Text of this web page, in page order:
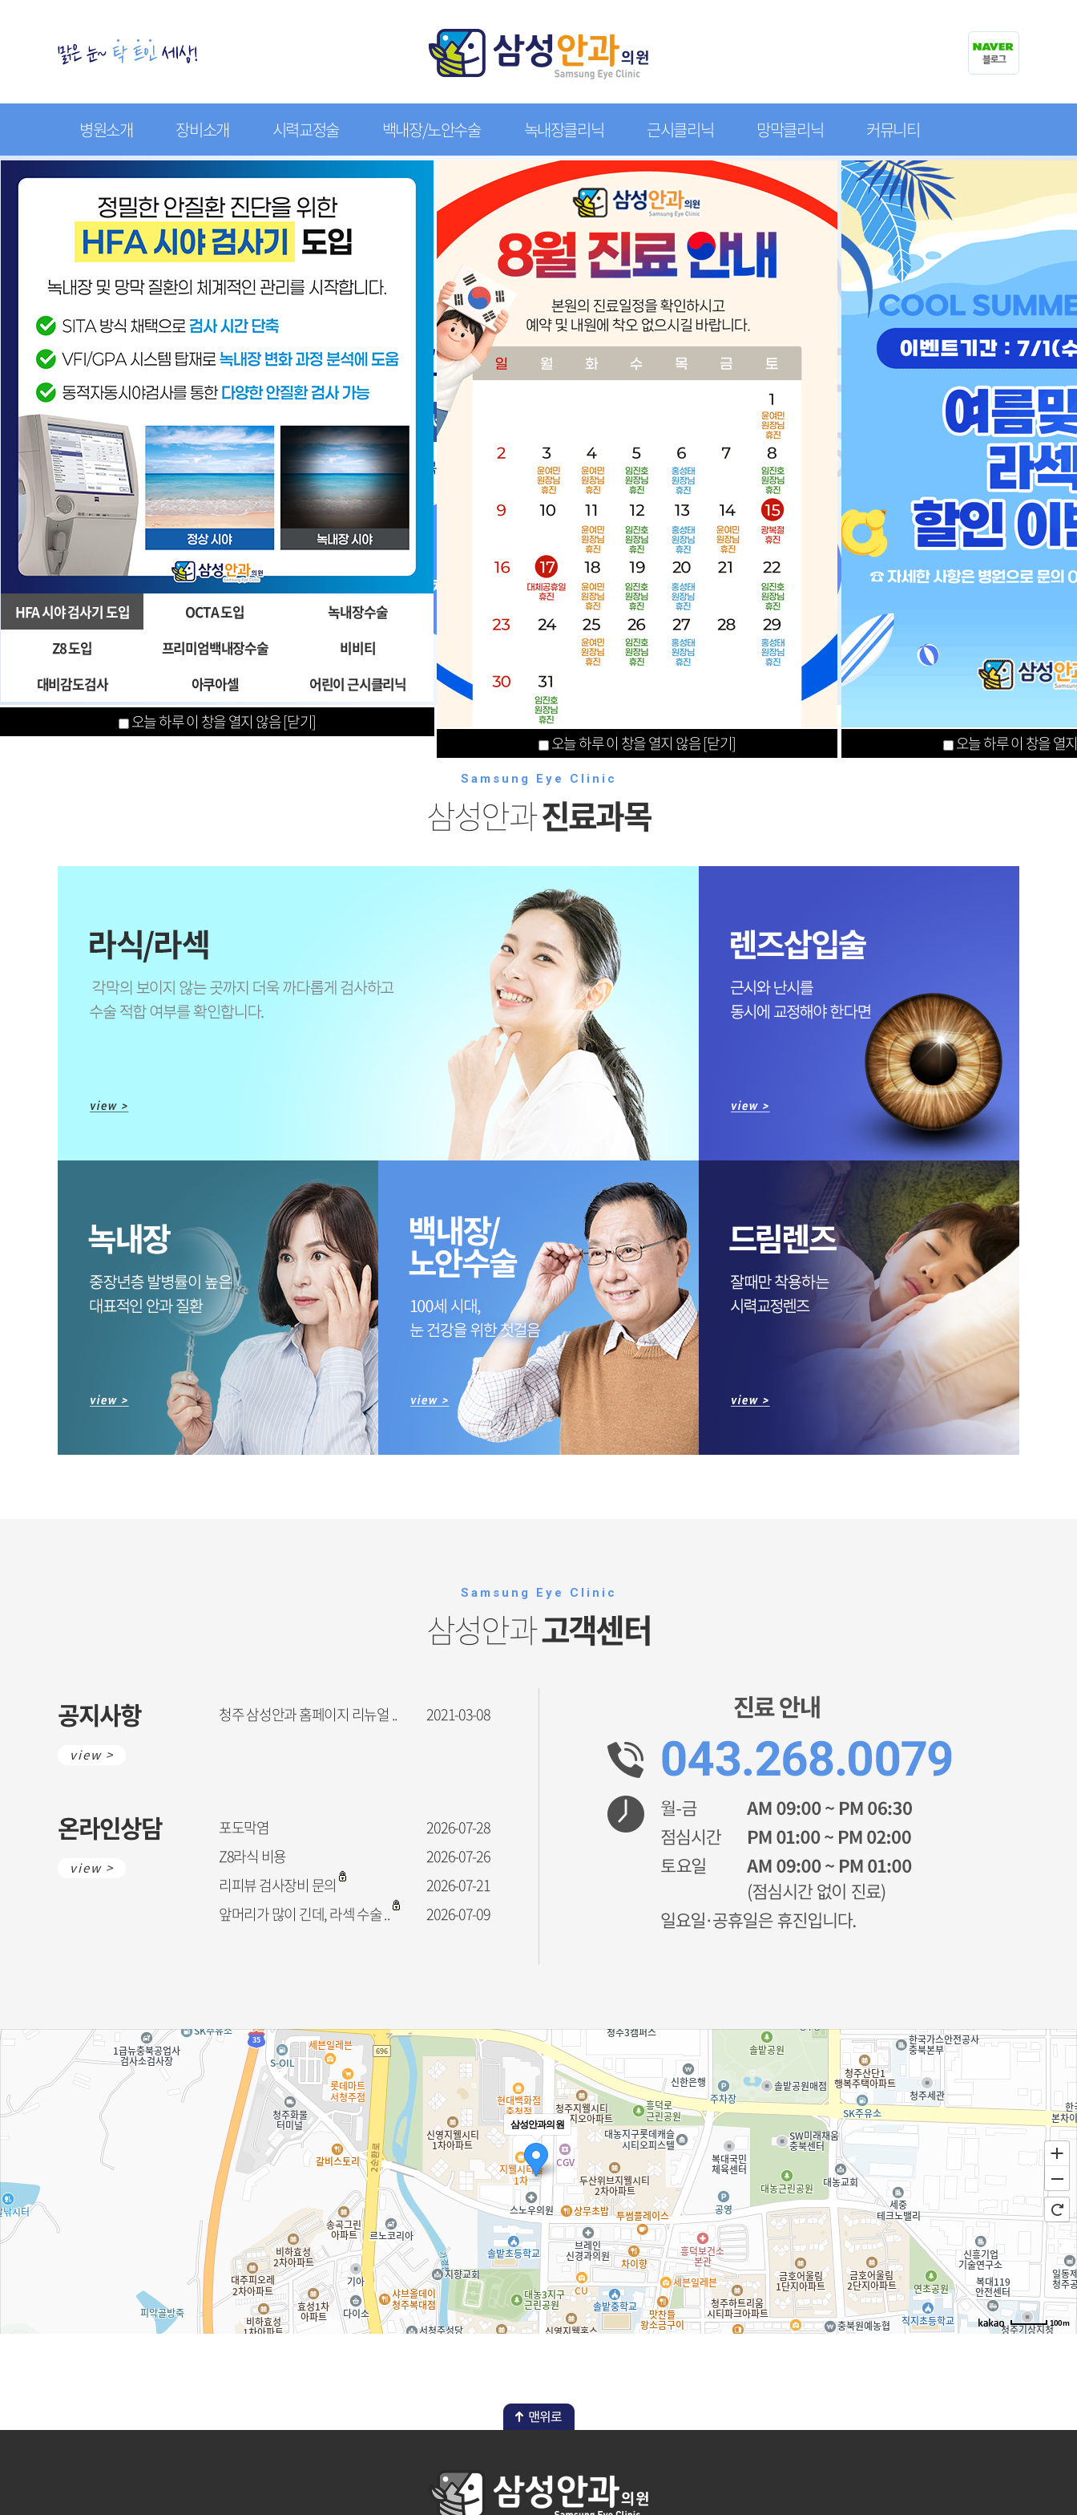
병원소개 장비소개 시력교정술 백내장/노안수술 녹내장클리닉 근시클리닉 망막클리닉 커뮤니티
Samsung Eye Clinic
삼성안과진료과목
Samsung Eye Clinic
삼성안과고객센터
공지사항
view >
청주 삼성안과 홈페이지 리뉴얼 .. 2021-03-08
온라인상담
view >
포도막염
2026-07-28
Z8라식 비용
2026-07-26
리피뷰 검사장비 문의
2026-07-21
앞머리가 많이 긴데, 라섹 수술 ..
2026-07-09
삼성안과의원
100m
HFA 시야 검사기 도입 OCTA 도입
녹내장수술
Z8 도입
프리미엄백내장수술
비비티
대비감도검사
아쿠아셀 어린이 근시클리닉
오늘 하루 이 창을 열지 않음[닫기]
오늘 하루 이 창을 열
오늘 하루 이 창을 열지 않음[닫기]